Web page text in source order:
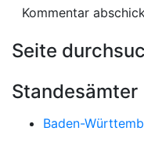
Seite
Standesämter
Baden-